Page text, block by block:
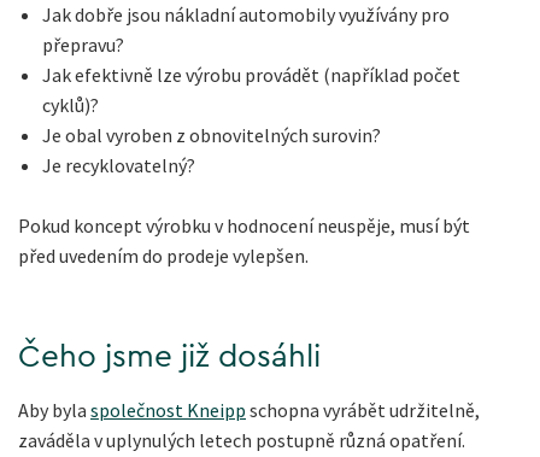
Jak dobře jsou nákladní automobily využívány pro
přepravu?
Jak efektivně lze výrobu provádět (například počet
cyklů)?
Je obal vyroben z obnovitelných surovin?
Je recyklovatelný?
Pokud koncept výrobku v hodnocení neuspěje, musí být
před uvedením do prodeje vylepšen.
Čeho jsme již dosáhli
Aby byla společnost Kneipp schopna vyrábět udržitelně,
zaváděla v uplynulých letech postupně různá opatření.